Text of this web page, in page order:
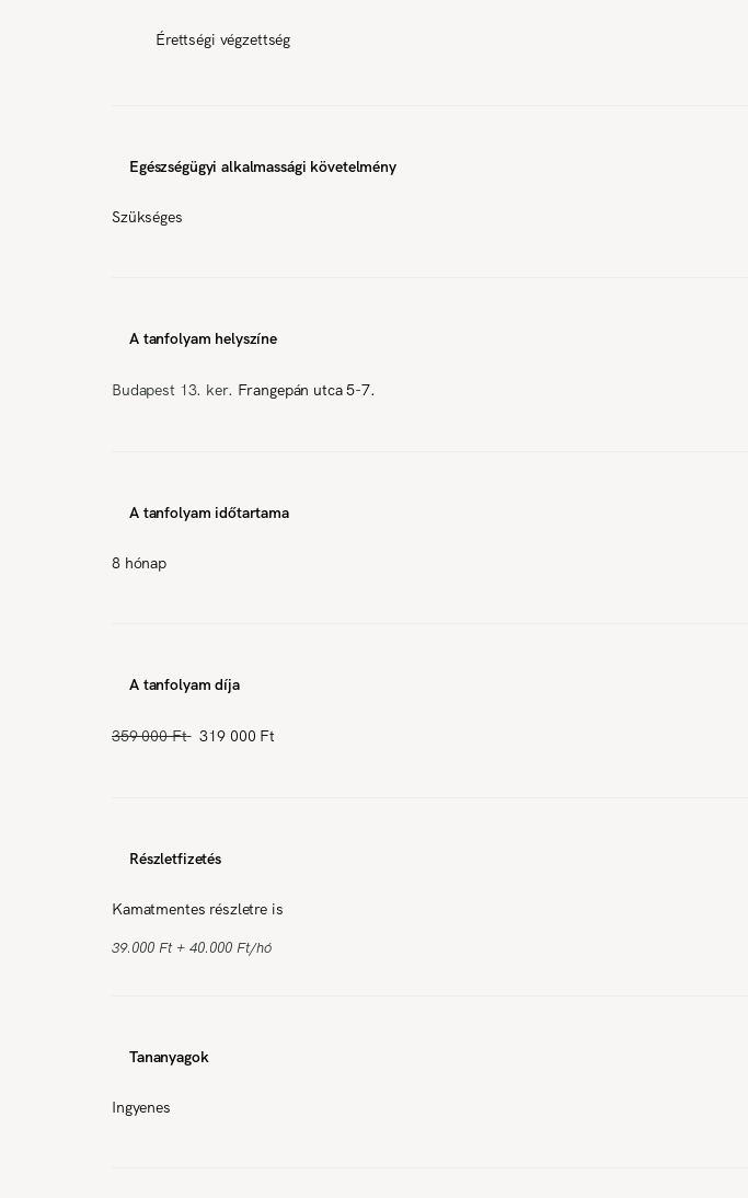
Érettségi végzettség
Egészségügyi alkalmassági követelmény
Szükséges
A tanfolyam helyszíne
Budapest 13. ker. Frangepán utca 5-7.
A tanfolyam időtartama
8 hónap
A tanfolyam díja
359 000 Ft 319 000 Ft
Részletfizetés
Kamatmentes részletre is
39.000 Ft + 40.000 Ft/hó
Tananyagok
Ingyenes